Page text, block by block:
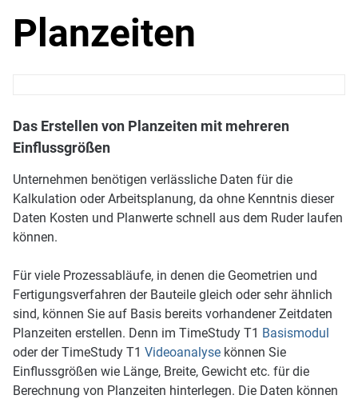
Planzeiten
Das Erstellen von Planzeiten mit mehreren
Einflussgrößen
Unternehmen benötigen verlässliche Daten für die
Kalkulation oder Arbeitsplanung, da ohne Kenntnis dieser
Daten Kosten und Planwerte schnell aus dem Ruder laufen
können.
Für viele Prozessabläufe, in denen die Geometrien und
Fertigungsverfahren der Bauteile gleich oder sehr ähnlich
sind, können Sie auf Basis bereits vorhandener Zeitdaten
Planzeiten erstellen. Denn im TimeStudy T1 Basismodul
oder der TimeStudy T1 Videoanalysekönnen Sie
Einflussgrößen wie Länge, Breite, Gewicht etc. für die
Berechnung von Planzeiten hinterlegen. Die Daten können